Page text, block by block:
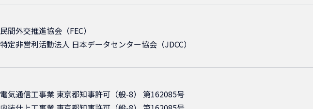
民間外交推進協会（FEC）
特定非営利活動法人 日本データセンター協会（JDCC）
電気通信工事業 東京都知事許可（般-8） 第162085号